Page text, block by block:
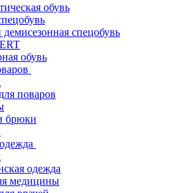
обувь
демисезонная спецобувь
обувь
поваров
брюки
одежда
медицины